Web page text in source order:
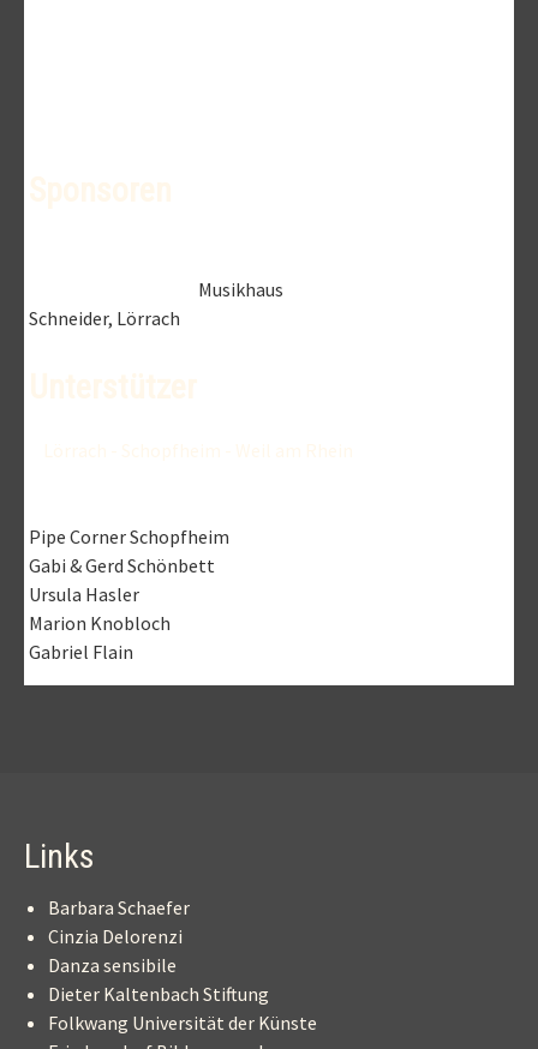
Musikhaus
Schneider, Lörrach
Pipe Corner Schopfheim
Gabi & Gerd Schönbett
Ursula Hasler
Marion Knobloch
Gabriel Flain
Links
Barbara Schaefer
Cinzia Delorenzi
Danza sensibile
Dieter Kaltenbach Stiftung
Folkwang Universität der Künste